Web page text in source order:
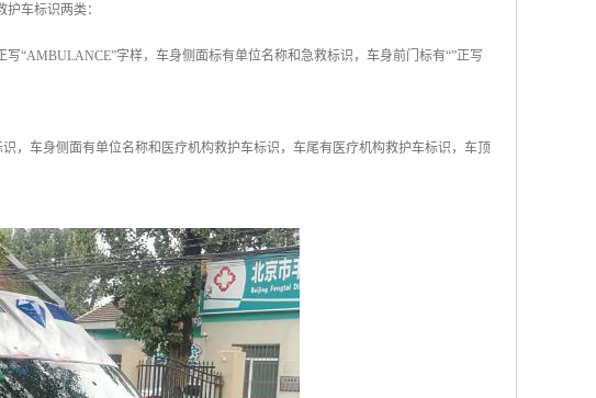
车标识两类：
“AMBULANCE”字样，车身侧面标有单位名称和急救标识，车身前门标有“”正写
，车身侧面有单位名称和医疗机构救护车标识，车尾有医疗机构救护车标识，车顶